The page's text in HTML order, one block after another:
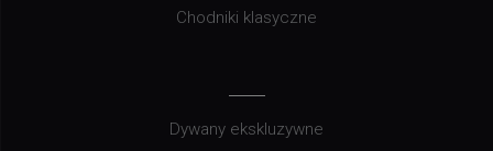
Chodniki klasyczne
Dywany ekskluzywne